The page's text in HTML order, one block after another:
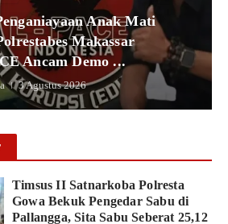
Anak Mati
Makassar
Ancam Demo ...
3 Agustus 2026
Timsus II Satnarkoba Polresta
Gowa Bekuk Pengedar Sabu di
Pallangga, Sita Sabu Seberat 25,12